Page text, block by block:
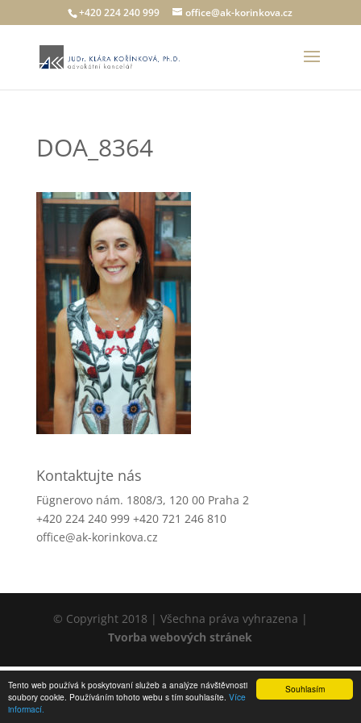
Souhlasím
Tento web používá k poskytovaní služeb a analýze návštěvnosti
soubory cookie. Používáním tohoto webu s tím souhlasíte. Více
informací.
+420 224 240 999 office@ak-korinkova.cz
DOA_8364
Kontaktujte nás
Fügnerovo nám. 1808/3, 120 00 Praha 2
+420 224 240 999 +420 721 246 810
office@ak-korinkova.cz
© Copyright 2018 | Všechna práva vyhrazena |
Tvorba webových stránek